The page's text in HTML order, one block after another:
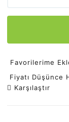
Favorilerime
Fiyatı Düşünce
Karşılaştır